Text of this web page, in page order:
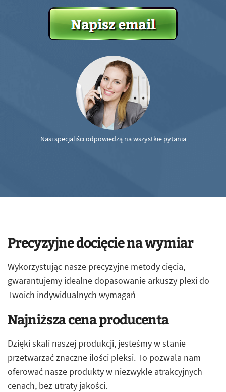
Nasi specjaliści odpowiedzą na wszystkie pytania
Precyzyjne docięcie na wymiar
Wykorzystując nasze precyzyjne metody cięcia,
gwarantujemy idealne dopasowanie arkuszy plexi do
Twoich indywidualnych wymagań
Najniższa cena producenta
Dzięki skali naszej produkcji, jesteśmy w stanie
przetwarzać znaczne ilości pleksi. To pozwala nam
oferować nasze produkty w niezwykle atrakcyjnych
cenach, bez utraty jakości.